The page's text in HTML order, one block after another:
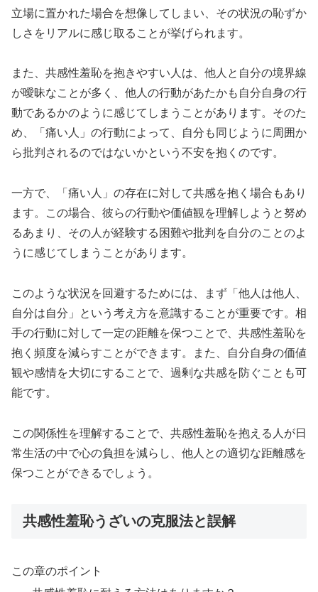
立場に置かれた場合を想像してしまい、その状況の恥ずか
しさをリアルに感じ取ることが挙げられます。
また、共感性羞恥を抱きやすい人は、他人と自分の境界線
が曖昧なことが多く、他人の行動があたかも自分自身の行
動であるかのように感じてしまうことがあります。そのた
め、「痛い人」の行動によって、自分も同じように周囲か
ら批判されるのではないかという不安を抱くのです。
一方で、「痛い人」の存在に対して共感を抱く場合もあり
ます。この場合、彼らの行動や価値観を理解しようと努め
るあまり、その人が経験する困難や批判を自分のことのよ
うに感じてしまうことがあります。
このような状況を回避するためには、まず「他人は他人、
自分は自分」という考え方を意識することが重要です。相
手の行動に対して一定の距離を保つことで、共感性羞恥を
抱く頻度を減らすことができます。また、自分自身の価値
観や感情を大切にすることで、過剰な共感を防ぐことも可
能です。
この関係性を理解することで、共感性羞恥を抱える人が日
常生活の中で心の負担を減らし、他人との適切な距離感を
保つことができるでしょう。
共感性羞恥うざいの克服法と誤解
この章のポイント